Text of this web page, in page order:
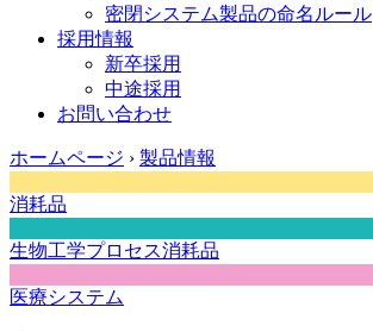
密閉システム製品の命名ルール
採用情報
新卒採用
中途採用
お問い合わせ
ホームページ › 製品情報
消耗品
生物工学プロセス消耗品
医療システム